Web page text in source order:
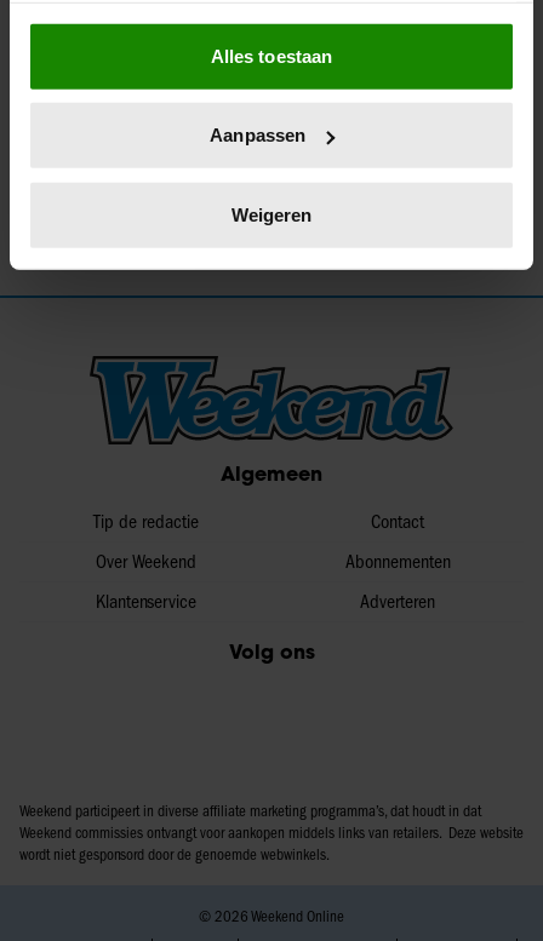
Als u het toestaat, willen we ook graag:
Informatie verzamelen over uw geografische
locatie, die tot een paar meter nauwkeurig kan zijn
scannen op specifieke eigenschappen (fingerprinting)
verwerkt en stel uw voorkeuren in het
intrekken in de Cookieverklaring.
personaliseren, om functies voor social media te bieden
en om ons websiteverkeer te analyseren. Ook delen we
informatie over uw gebruik van onze site met onze
partners voor social media, adverteren en analyse. Deze
partners kunnen deze gegevens combineren met andere
verzameld op basis van uw gebruik van hun services. U
gaat akkoord met onze cookies als u onze website blijft
Alles toestaan
Aanpassen
Weigeren
Algemeen
Tip de redactie
Over Weekend
Klantenservice
Contact
Abonnementen
Adverteren
Volg ons
Weekend participeert in diverse affiliate marketing programma’s, dat houdt in dat
Weekend commissies ontvangt voor aankopen middels links van retailers. Deze website
wordt niet gesponsord door de genoemde webwinkels.
© 2026 Weekend Online